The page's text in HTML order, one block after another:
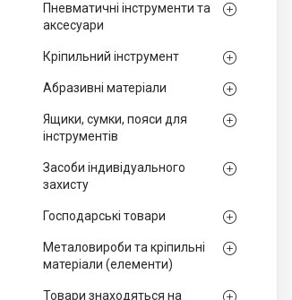
Пневматичні інструменти та
аксесуари
Кріпильний інструмент
Абразивні матеріали
Ящики, сумки, пояси для
інструментів
Засоби індивідуального
захисту
Господарські товари
Металовироби та кріпильні
матеріали (елементи)
Товари знаходяться на